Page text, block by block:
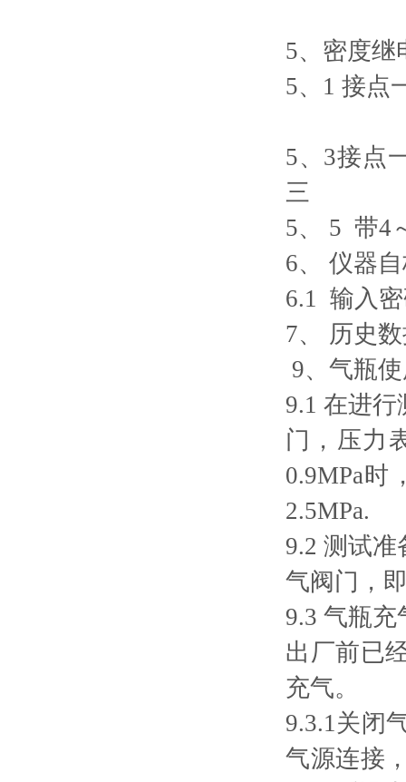
5、密度继
5、1 接
5、3接点
三
5、 5 带4
6、 仪器
6.1 输
7、 历史
9、气瓶
9.1 在进
门，压力
0.9MPa
2.5MPa.
9.2 测试
气阀门，
9.3 气瓶充
出厂前已
充气。
9.3.1关闭
气源连接